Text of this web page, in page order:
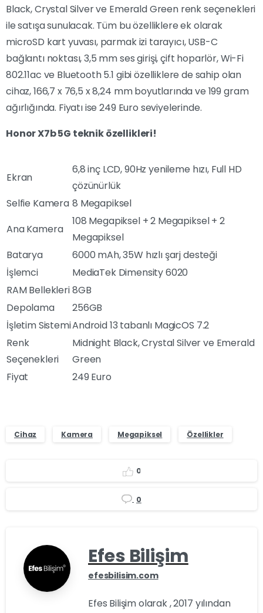
Black, Crystal Silver ve Emerald Green renk seçenekleri
ile satışa sunulacak. Tüm bu özelliklere ek olarak
microSD kart yuvası, parmak izi tarayıcı, USB-C
bağlantı noktası, 3,5 mm ses girişi, çift hoparlör, Wi-Fi
802.11ac ve Bluetooth 5.1 gibi özelliklere de sahip olan
cihaz, 166,7 x 76,5 x 8,24 mm boyutlarında ve 199 gram
ağırlığında. Fiyatı ise 249 Euro seviyelerinde.
Honor X7b 5G teknik özellikleri!
Ekran
6,8 inç LCD, 90Hz yenileme hızı, Full HD
çözünürlük
Selfie Kamera 8 Megapiksel
Ana Kamera
108 Megapiksel + 2 Megapiksel + 2
Megapiksel
Batarya
6000 mAh, 35W hızlı şarj desteği
İşlemci
MediaTek Dimensity 6020
RAM Bellekleri8GB
Depolama
256GB
İşletim SistemiAndroid 13 tabanlı MagicOS 7.2
Renk
Seçenekleri
Midnight Black, Crystal Silver ve Emerald
Green
Fiyat
249 Euro
Cihaz Kamera Megapiksel Özellikler
0
0
Efes Bilişim
efesbilisim.com
Efes Bilişim olarak , 2017 yılından